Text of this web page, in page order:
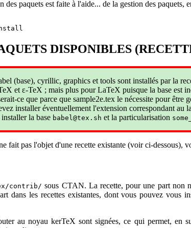
la version de développement de kerTeX.Cette
typographique, compatible TeX et e-TeX, avec
développé sur TeX, compatible avec TeX,
premières sont les primitives requises par les versions
de TeX, METAFONT, MetaPost et e-TeX. Un
trouvé et une correction appliquée pour imposer, au
de LaTeX, le paquet doit être également
. L'utilitaireechointerprète ou pas les
est faite dans le shell fourni sur Pi, ce qui
s'agit du seul changement pour l'instant, si l'utilitaire
pour le rapport d'erreur !
sources de D.E. Knuth. D.E. Knuth a mis à jour TeX,
a été mis à jour pour fournir la dernière version des
recettes babel (pkg)
Merci à Antonio Olivares pour le rapport d'erreur !
. Plan9 ne fournit pasrmdir etmvne renomme/
kertex_M, correction dans kertex_T pour
pour la remontée du problème !
Raspberry Pi OS. La bibliothèque dynamiquement
paquets est faite à l'aide... de la gestion des paquets,
DISPONIBLES
(base), cyrillic, graphics et tools sont installés par la
et ε-TeX ; mais plus pour LaTeX puisque la base est
ce que parce que sample2e.tex le nécessite pour être
installer éventuellement l'extension correspondant au
la base babel@tex.sh et la particularisation
pas l'objet d'une recette existante (voir ci-dessous),
contrib/ sous CTAN. La recette, pour une part non
dans les recettes existantes, dont vous pouvez vous
au noyau kerTeX sont signées, ce qui permet,